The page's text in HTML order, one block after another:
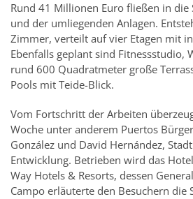
Rund 41 Millionen Euro fließen in die
und der umliegenden Anlagen.
Zimmer, verteilt auf vier Etagen mit
Ebenfalls geplant sind Fitnessstudio,
rund 600 Quadratmeter große
Pools mit Teide-Blick.
Vom Fortschritt der Arbeiten
Woche unter anderem Puertos
González und David Hernández,
Entwicklung. Betrieben wird das
Way Hotels & Resorts, dessen
Campo erläuterte den Besuchern die